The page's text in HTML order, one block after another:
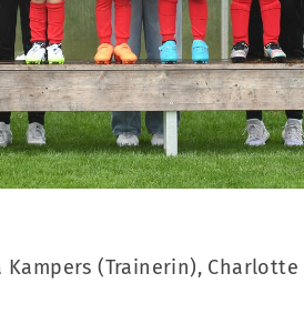
Geschäftsstelle
Schulstraße 6,
Kampers (Trainerin),